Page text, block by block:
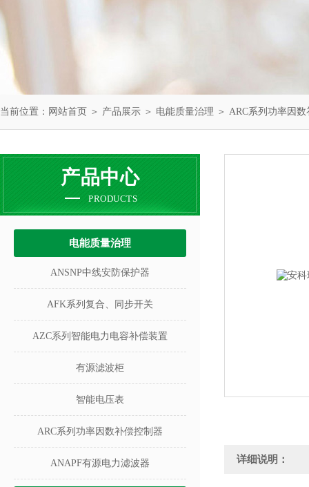
当前位置： 网站首页 ＞ 产品展示 ＞ 电能质量治理 ＞ ARC系列功率因
产品中心
PRODUCTS
电能质量治理
ANSNP中线安防保护器
AFK系列复合、同步开关
AZC系列智能电力电容补偿装置
有源滤波柜
智能电压表
ARC系列功率因数补偿控制器
ANAPF有源电力滤波器 详细说明：